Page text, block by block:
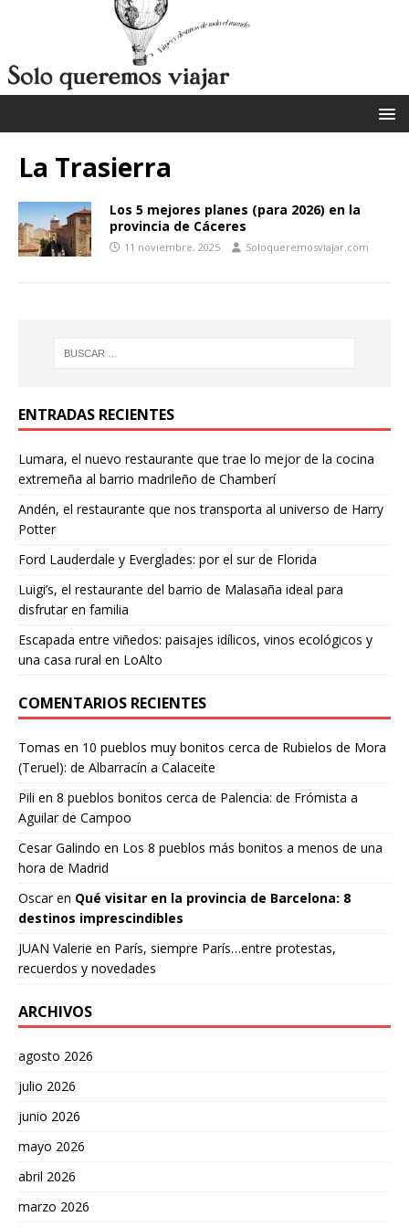
La Trasierra
Los 5 mejores planes (para 2026) en la
provincia de Cáceres
11 noviembre, 2025 Soloqueremosviajar.com
ENTRADAS RECIENTES
Lumara, el nuevo restaurante que trae lo mejor de la cocina
extremeña al barrio madrileño de Chamberí
Andén, el restaurante que nos transporta al universo de Harry
Potter
Ford Lauderdale y Everglades: por el sur de Florida
Luigi’s, el restaurante del barrio de Malasaña ideal para
disfrutar en familia
Escapada entre viñedos: paisajes idílicos, vinos ecológicos y
una casa rural en LoAlto
COMENTARIOS RECIENTES
Tomas en 10 pueblos muy bonitos cerca de Rubielos de Mora
(Teruel): de Albarracín a Calaceite
Pili en 8 pueblos bonitos cerca de Palencia: de Frómista a
Aguilar de Campoo
Cesar Galindo en Los 8 pueblos más bonitos a menos de una
hora de Madrid
Oscaren Qué visitar en la provincia de Barcelona: 8
destinos imprescindibles
JUAN Valerie en París, siempre París…entre protestas,
recuerdos y novedades
ARCHIVOS
agosto 2026
julio 2026
junio 2026
mayo 2026
abril 2026
marzo 2026